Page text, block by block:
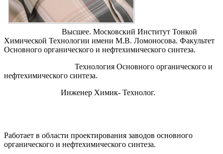
Высшее. Московский Институт Тонкой
Химической Технологии имени М.В. Ломоносова. Факультет
Основного органического и нефтехимического синтеза.
Технология Основного органического и
нефтехимического синтеза.
Инженер Химик- Технолог.
Работает в области проектирования заводов основного
органического и нефтехимического синтеза.